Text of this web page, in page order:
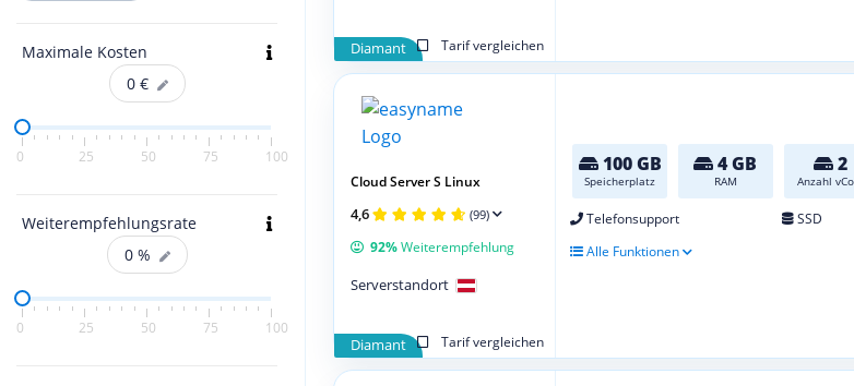
Maximale Kosten
0 €
0 25 50 75 100
Weiterempfehlungsrate
0 %
0 25 50 75 100
Diamant Tarif vergleichen
100 GB
Speicherplatz
4 GB
RAM
2
Anzahl
Telefonsupport
SSD
Alle Funktionen
Diamant Tarif vergleichen
Cloud Server S Linux
4,6 (99)
92%Weiterempfehlung
Serverstandort